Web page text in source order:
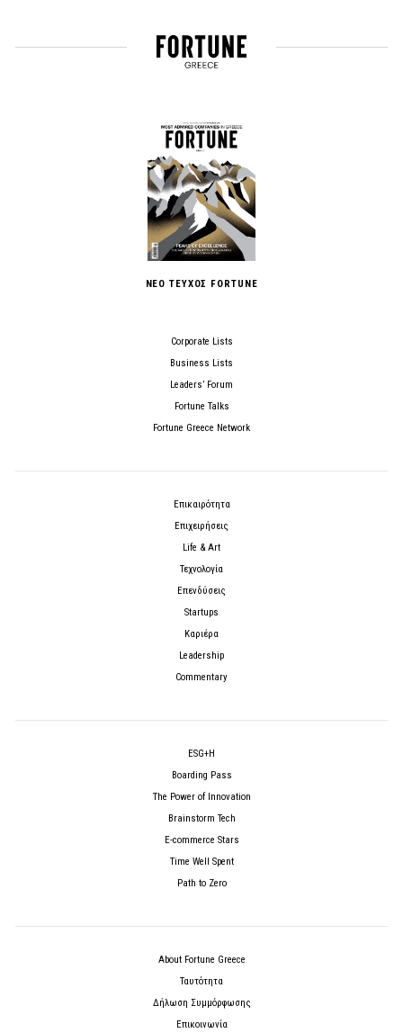
ΝΕΟ ΤΕΥΧΟΣ FORTUNE
Corporate Lists
Business Lists
Leaders’ Forum
Fortune Talks
Fortune Greece Network
Επικαιρότητα
Επιχειρήσεις
Life & Art
Τεχνολογία
Επενδύσεις
Startups
Καριέρα
Leadership
Commentary
ESG+H
Boarding Pass
The Power of Innovation
Brainstorm Tech
E-commerce Stars
Time Well Spent
Path to Zero
About Fortune Greece
Ταυτότητα
Δήλωση Συμμόρφωσης
Επικοινωνία